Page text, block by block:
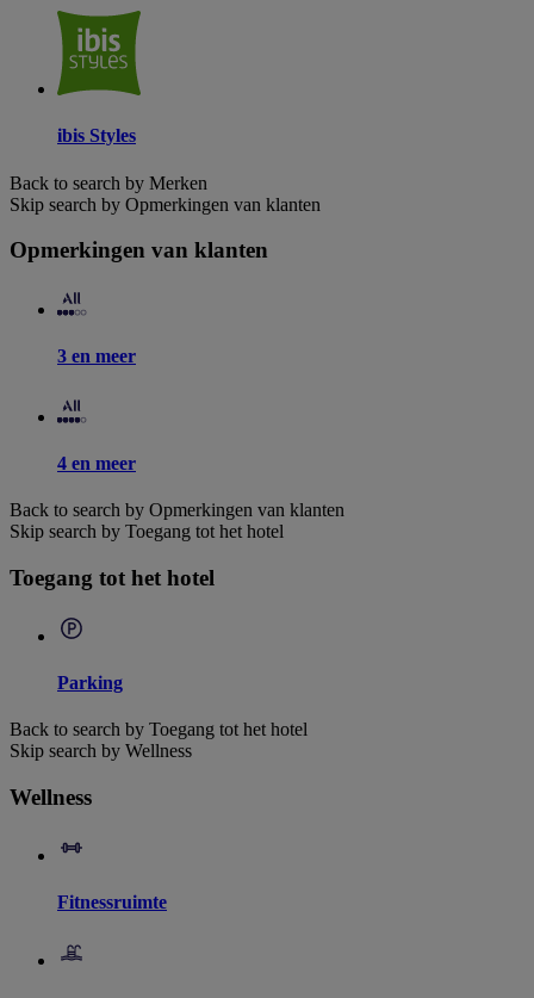
ibis Styles
Back to search by Merken
Skip search by Opmerkingen van klanten
Opmerkingen van klanten
3 en meer
4 en meer
Back to search by Opmerkingen van klanten
Skip search by Toegang tot het hotel
Toegang tot het hotel
Parking
Back to search by Toegang tot het hotel
Skip search by Wellness
Wellness
Fitnessruimte